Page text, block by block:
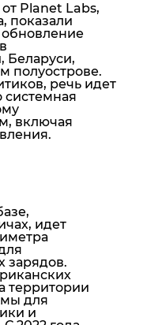
Planet Labs,
показали
обновление
Беларуси,
полуострове.
речь идет
системная
включая
идет
зарядов.
территории
для
и